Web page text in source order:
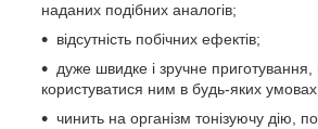
наданих подібних аналогів;
відсутність побічних ефектів;
дуже швидке і зручне
користуватися ним в будь-яких
чинить на організм тонізуючу дію,